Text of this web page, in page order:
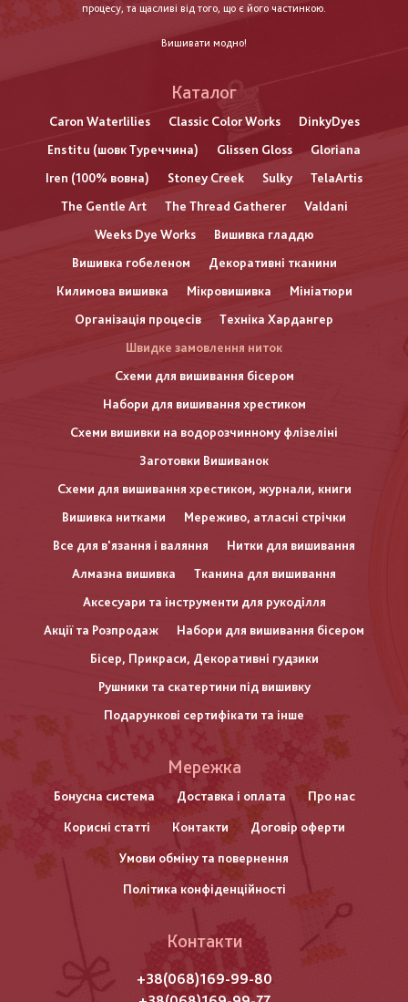
процесу, та щасливі від того, що є його частинкою.
Вишивати модно!
Каталог
Caron Waterlilies Classic Color Works
DinkyDyes
Enstitu (шовк Туреччина)
Glissen Gloss
Gloriana
Iren (100% вовна)
Stoney Creek Sulky
TelaArtis
The Gentle Art
The Thread Gatherer
Valdani
Weeks Dye Works
Вишивка гладдю
Вишивка гобеленом
Декоративні тканини
Килимова вишивка
Мікровишивка
Мініатюри
Організація процесів
Техніка Хардангер
Швидке замовлення ниток
Схеми для вишивання бісером
Набори для вишивання хрестиком
Схеми вишивки на водорозчинному флізеліні
Заготовки Вишиванок
Схеми для вишивання хрестиком, журнали, книги
Вишивка нитками
Мереживо, атласні стрічки
Все для в'язання і валяння
Нитки для вишивання
Алмазна вишивка
Тканина для вишивання
Аксесуари та інструменти для рукоділля
Акції та Розпродаж
Набори для вишивання бісером
Бісер, Прикраси, Декоративні гудзики
Рушники та скатертини під вишивку
Подарункові сертифікати та інше
нижнього
колонтитулу
Мережка
Бонусна система Доставка і оплата Про нас
Корисні статті Контакти Договір оферти
Умови обміну та повернення
Політика конфіденційності
Контакти
+38(068)169-99-80